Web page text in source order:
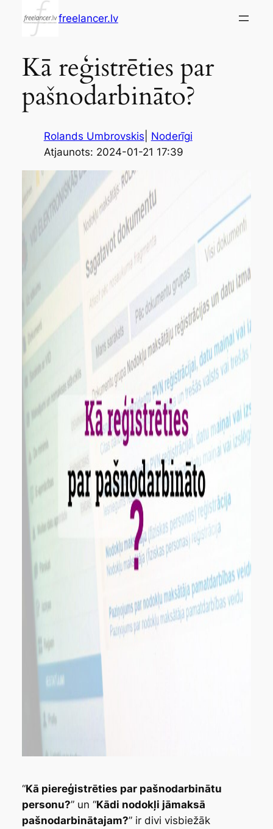
content
freelancer.lv
Kā reģistrēties par
pašnodarbināto?
Rolands Umbrovskis
Noderīgi
Atjaunots: 2024-01-21 17:39
“Kā piereģistrēties par pašnodarbinātu
personu?” un “Kādi nodokļi jāmaksā
pašnodarbinātajam?” ir divi visbiežāk